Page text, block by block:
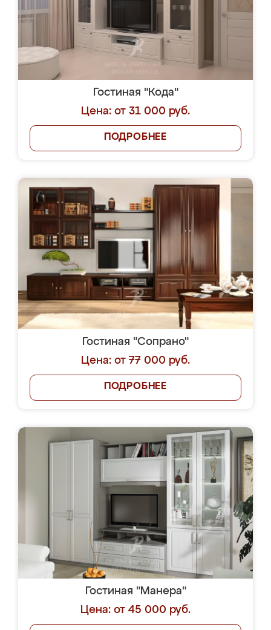
Гостиная "Кода"
Цена: от 31 000 руб.
ПОДРОБНЕЕ
Гостиная "Сопрано"
Цена: от 77 000 руб.
ПОДРОБНЕЕ
Гостиная "Манера"
Цена: от 45 000 руб.